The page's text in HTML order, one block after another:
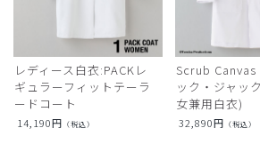
レディース白衣:PACKレ
ギュラーフィットテーラ
ードコート
14,190円 （税込）
Scrub Canvas
ック・ジャッ
女兼用白衣)
32,890円 （税込）